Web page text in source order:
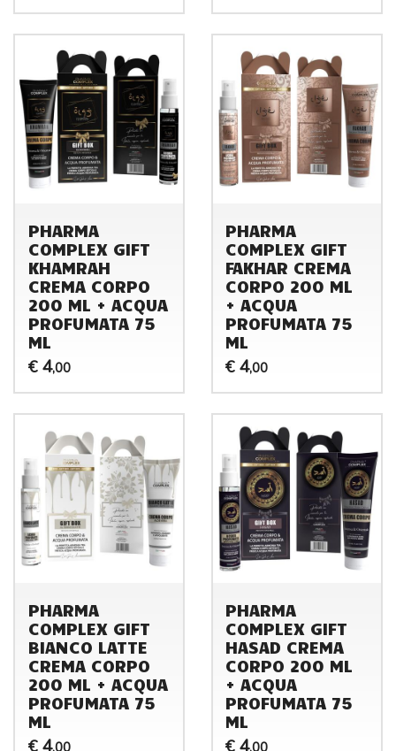
PHARMA
COMPLEX GIFT
KHAMRAH
CREMA CORPO
200 ML + ACQUA
PROFUMATA 75
ML
€ 4,00
PHARMA
COMPLEX GIFT
FAKHAR CREMA
CORPO 200 ML
+ ACQUA
PROFUMATA 75
ML
€ 4,00
PHARMA
COMPLEX GIFT
BIANCO LATTE
CREMA CORPO
200 ML + ACQUA
PROFUMATA 75
ML
€ 4,00
PHARMA
COMPLEX GIFT
HASAD CREMA
CORPO 200 ML
+ ACQUA
PROFUMATA 75
ML
€ 4,00